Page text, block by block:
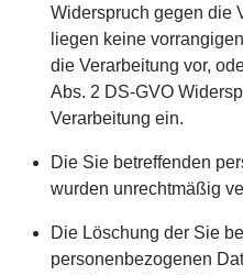
Widerspruch gegen die
liegen keine
die Verarbeitung vor,
Abs. 2 DS-GVO
Verarbeitung ein.
Die Sie betreffenden
wurden unrechtmäßig
Die Löschung der Sie
personenbezogenen